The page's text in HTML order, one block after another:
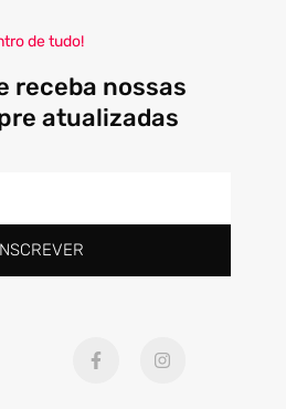
de tudo!
receba nossas
atualizadas
a
n